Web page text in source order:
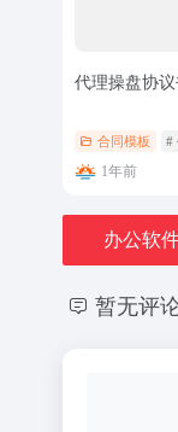
代理操盘协
合同模板 #
1年前
办公软
暂无评